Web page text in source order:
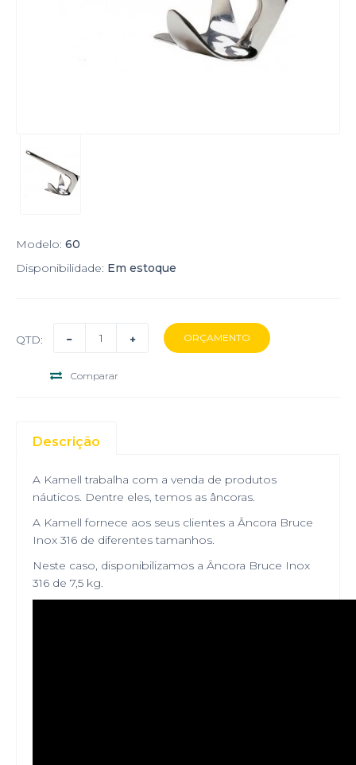
Modelo: 60
Disponibilidade: Em estoque
QTD:
Comparar
Descrição
A Kamell trabalha com a venda de produtos
náuticos. Dentre eles, temos as âncoras.
A Kamell fornece aos seus clientes a Âncora Bruce
Inox 316 de diferentes tamanhos.
Neste caso, disponibilizamos a Âncora Bruce Inox
316 de 7,5 kg.